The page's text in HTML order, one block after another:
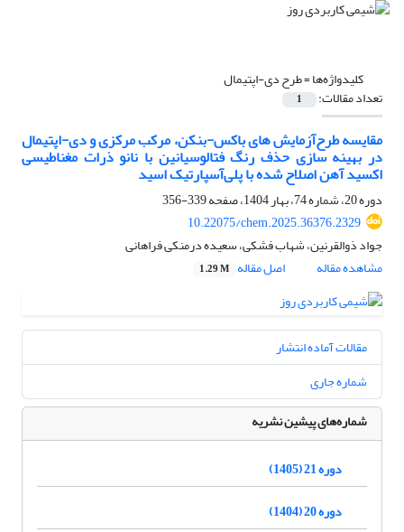
کلیدواژه‌ها =طرح دی-اپتیمال
تعداد مقالات: 1
مقایسه طرح‌آزمایش های باکس-بنکن، مرکب مرکزی و دی-اپتیمال
در بهینه سازی حذف رنگ فتالوسیانین با نانو ذرات مغناطیسی
اکسید آهن اصلاح شده با پلی‌آسپارتیک اسید
دوره 20، شماره 74، بهار 1404، صفحه
339-356
10.22075/chem.2025.36376.2329
جواد ذوالقرنین، شهاب فشکی، سعیده درمنکی فراهانی
مشاهده مقاله
اصل مقاله 1.29 M
مقالات آماده انتشار
شماره جاری
شماره‌های پیشین نشریه
دوره 21 (1405)
دوره 20 (1404)